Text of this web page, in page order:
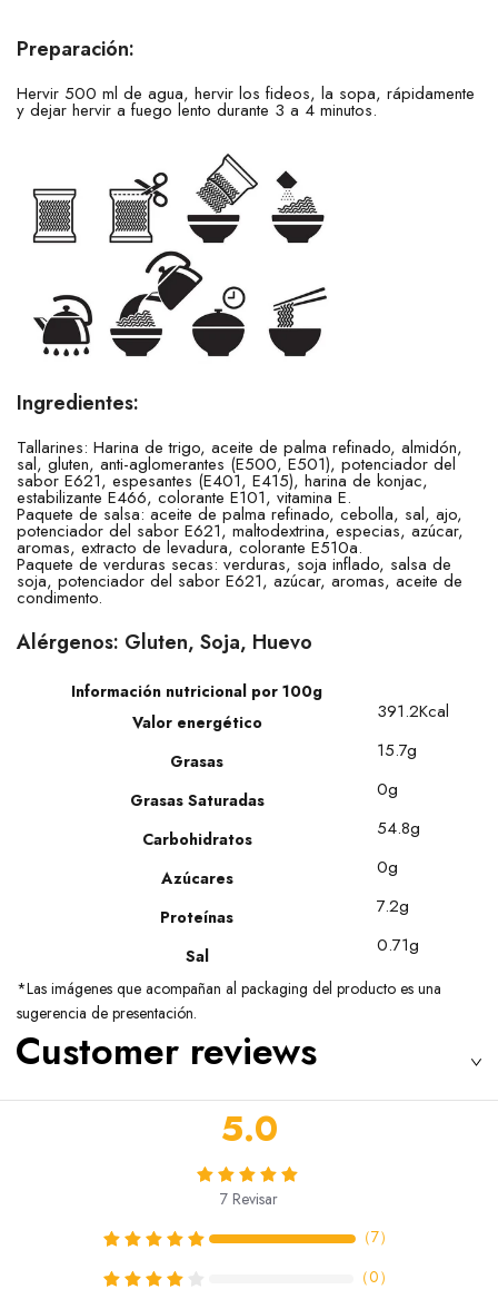
Preparación:
Hervir 500 ml de agua, hervir los fideos, la sopa, rápidamente
y dejar hervir a fuego lento durante 3 a 4 minutos.
Ingredientes:
Tallarines: Harina de trigo, aceite de palma refinado, almidón,
sal, gluten, anti-aglomerantes (E500, E501), potenciador del
sabor E621, espesantes (E401, E415), harina de konjac,
estabilizante E466, colorante E101, vitamina E.
Paquete de salsa: aceite de palma refinado, cebolla, sal, ajo,
potenciador del sabor E621, maltodextrina, especias, azúcar,
aromas, extracto de levadura, colorante E510a.
Paquete de verduras secas: verduras, soja inflado, salsa de
soja, potenciador del sabor E621, azúcar, aromas, aceite de
condimento.
Alérgenos: Gluten, Soja, Huevo
Información nutricional por 100g
Valor energético
391.2Kcal
Grasas 15.7g
Grasas Saturadas 0g
Carbohidratos 54.8g
Azúcares 0g
Proteínas 7.2g
Sal 0.71g
*Las imágenes que acompañan al packaging del producto es una
sugerencia de presentación.
Customer reviews
5.0
7 Revisar
（7）
（0）